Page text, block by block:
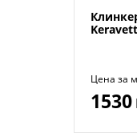
Цена за
1530